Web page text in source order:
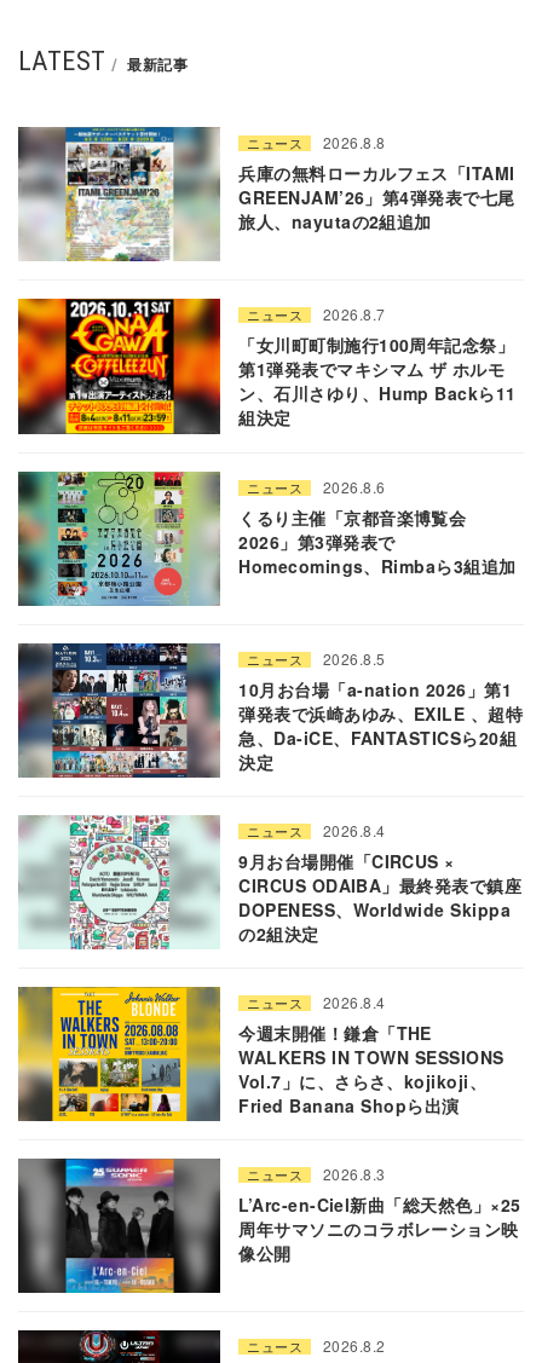
LATEST 最新記事
ニュース 2026.8.8
兵庫の無料ローカルフェス「ITAMI
GREENJAM’26」第4弾発表で七尾
旅人、nayutaの2組追加
ニュース 2026.8.7
「女川町町制施行100周年記念祭」
第1弾発表でマキシマム ザ ホルモ
ン、石川さゆり、Hump Backら11
組決定
ニュース 2026.8.6
くるり主催「京都音楽博覧会
2026」第3弾発表で
Homecomings、Rimbaら3組追加
ニュース 2026.8.5
10月お台場「a-nation 2026」第1
弾発表で浜崎あゆみ、EXILE 、超特
急、Da-iCE、FANTASTICSら20組
決定
ニュース 2026.8.4
9月お台場開催「CIRCUS ×
CIRCUS ODAIBA」最終発表で鎮座
DOPENESS、Worldwide Skippa
の2組決定
ニュース 2026.8.4
今週末開催！鎌倉「THE
WALKERS IN TOWN SESSIONS
Vol.7」に、さらさ、kojikoji、
Fried Banana Shopら出演
ニュース 2026.8.3
L’Arc-en-Ciel新曲「総天然色」×25
周年サマソニのコラボレーション映
像公開
ニュース 2026.8.2